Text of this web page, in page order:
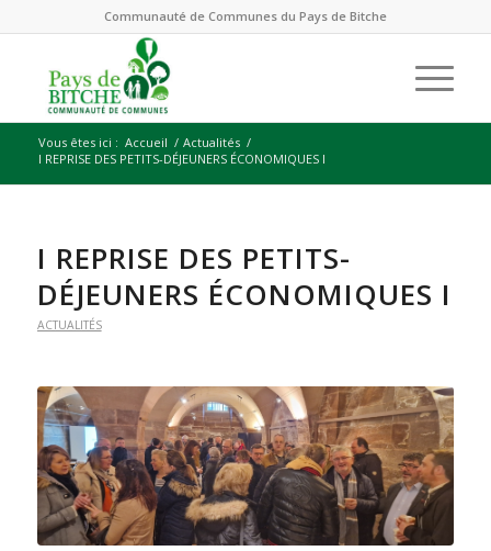
Communauté de Communes du Pays de Bitche
Vous êtes ici : Accueil / Actualités /
I REPRISE DES PETITS-DÉJEUNERS ÉCONOMIQUES I
I REPRISE DES PETITS-
DÉJEUNERS ÉCONOMIQUES I
ACTUALITÉS